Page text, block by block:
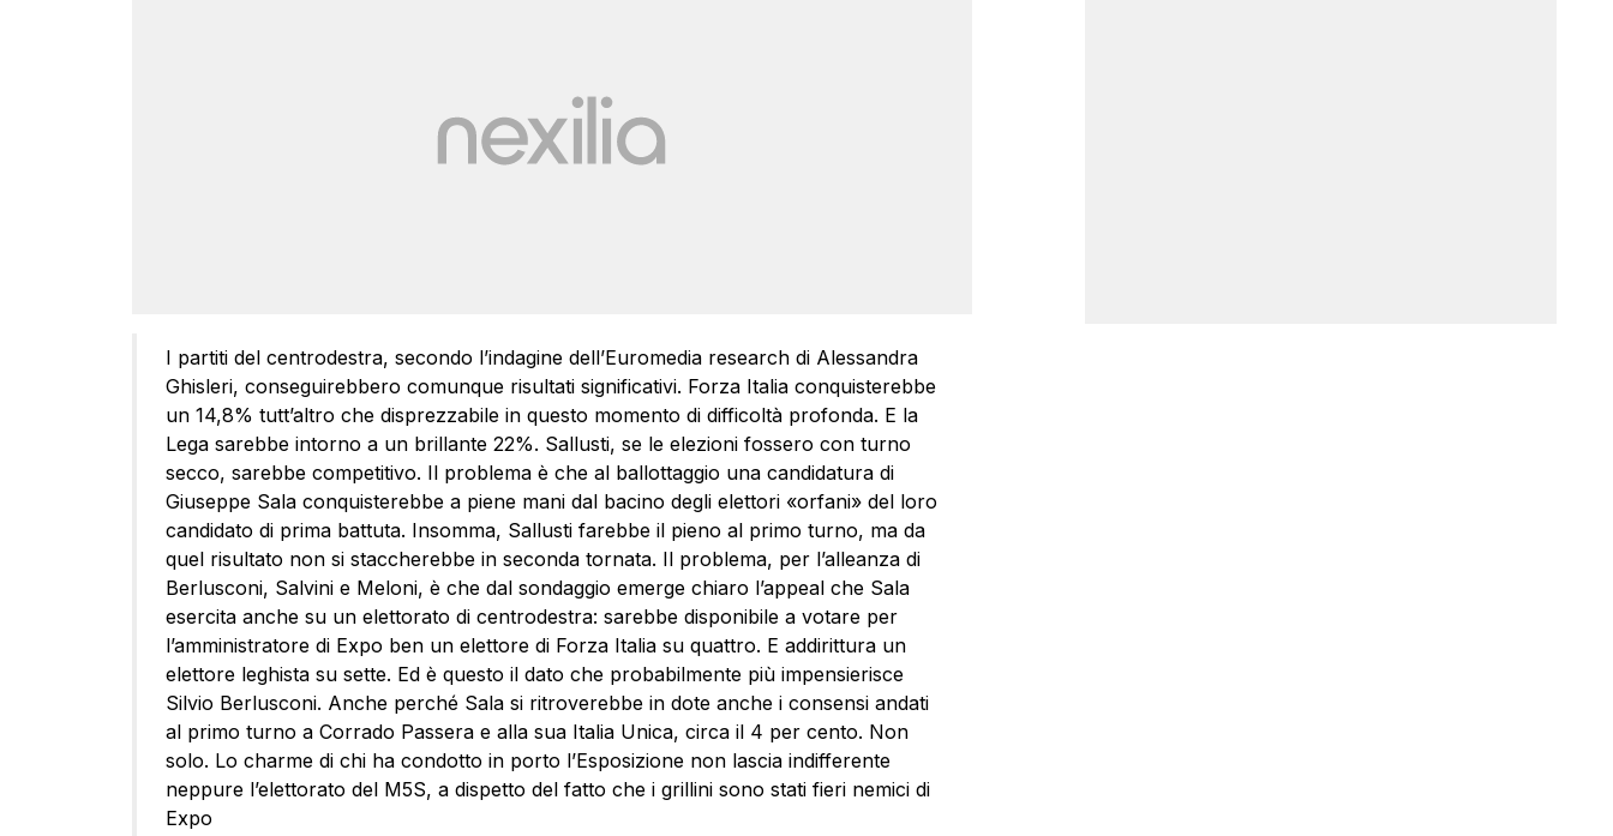
I partiti del centrodestra, secondo l’indagine dell’Euromedia research di Alessandra
Ghisleri, conseguirebbero comunque risultati significativi. Forza Italia conquisterebbe
un 14,8% tutt’altro che disprezzabile in questo momento di difficoltà profonda. E la
Lega sarebbe intorno a un brillante 22%. Sallusti, se le elezioni fossero con turno
secco, sarebbe competitivo. Il problema è che al ballottaggio una candidatura di
Giuseppe Sala conquisterebbe a piene mani dal bacino degli elettori «orfani» del loro
candidato di prima battuta. Insomma, Sallusti farebbe il pieno al primo turno, ma da
quel risultato non si staccherebbe in seconda tornata. Il problema, per l’alleanza di
Berlusconi, Salvini e Meloni, è che dal sondaggio emerge chiaro l’appeal che Sala
esercita anche su un elettorato di centrodestra: sarebbe disponibile a votare per
l’amministratore di Expo ben un elettore di Forza Italia su quattro. E addirittura un
elettore leghista su sette. Ed è questo il dato che probabilmente più impensierisce
Silvio Berlusconi. Anche perché Sala si ritroverebbe in dote anche i consensi andati
al primo turno a Corrado Passera e alla sua Italia Unica, circa il 4 per cento. Non
solo. Lo charme di chi ha condotto in porto l’Esposizione non lascia indifferente
neppure l’elettorato del M5S, a dispetto del fatto che i grillini sono stati fieri nemici di
Expo